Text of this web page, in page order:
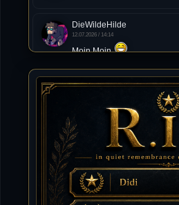
DieWildeHilde
12.07.2026 / 14:14
Moin Moin
Tommy
Tommy
10.07.2026 / 22:25
Letzte Aktivität:
27. Dez 2023, 22:48
DieWildeHilde
10.07.2026 / 12:48